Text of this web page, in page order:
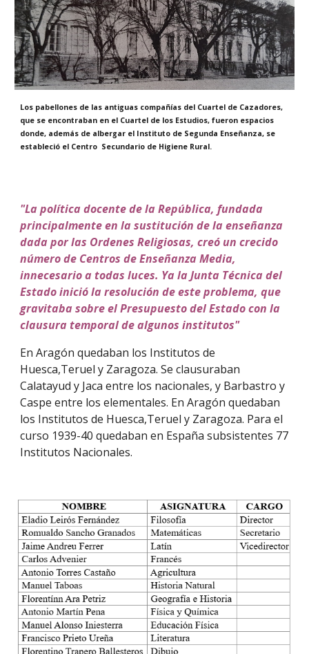
Los pabellones de las antiguas compañías del Cuartel de Cazadores,
que se encontraban en el Cuartel de los Estudios, fueron espacios
donde, además de albergar el Instituto de Segunda Enseñanza, se
estableció el Centro Secundario de Higiene Rural.
"La política docente de la República, fundada
principalmente en la sustitución de la enseñanza
dada por las Ordenes Religiosas, creó un crecido
número de Centros de Enseñanza Media,
innecesario a todas luces. Ya la Junta Técnica del
Estado inició la resolución de este problema, que
gravitaba sobre el Presupuesto del Estado con la
clausura temporal de algunos institutos"
En Aragón quedaban los Institutos de
Huesca,Teruel y Zaragoza. Se clausuraban
Calatayud y Jaca entre los nacionales, y Barbastro y
Caspe entre los elementales. En Aragón quedaban
los Institutos de Huesca,Teruel y Zaragoza. Para el
curso 1939-40 quedaban en España subsistentes 77
Institutos Nacionales.